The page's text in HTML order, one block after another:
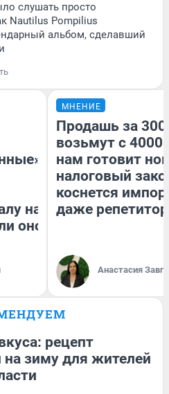
слушать просто
Nautilus Pompilius
альбом, сделавший
на
оно
МНЕНИЕ
Продашь за
возьмут с
нам готовит
налоговый
коснется
даже
Анастасия
рецепт
зиму для жителей